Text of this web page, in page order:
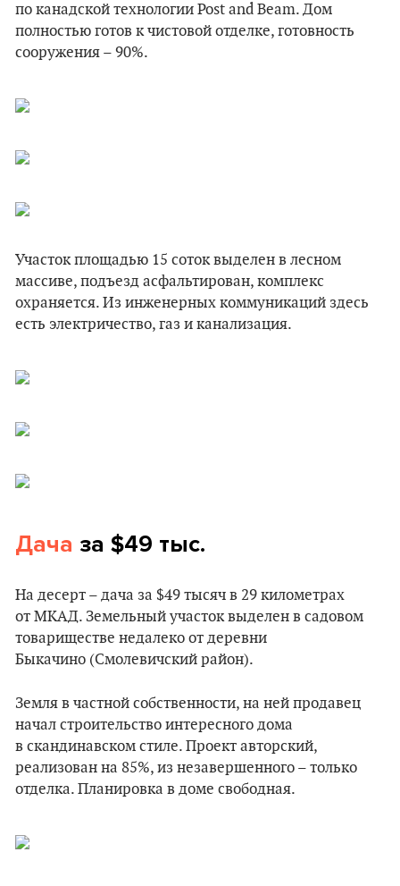
по канадской технологии Post and Beam. Дом
полностью готов к чистовой отделке, готовность
сооружения – 90%.
Участок площадью 15 соток выделен в лесном
массиве, подъезд асфальтирован, комплекс
охраняется. Из инженерных коммуникаций здесь
есть электричество, газ и канализация.
Дача за $49 тыс.
На десерт – дача за $49 тысяч в 29 километрах
от МКАД. Земельный участок выделен в садовом
товариществе недалеко от деревни
Быкачино (Смолевичский район).
Земля в частной собственности, на ней продавец
начал строительство интересного дома
в скандинавском стиле. Проект авторский,
реализован на 85%, из незавершенного – только
отделка. Планировка в доме свободная.